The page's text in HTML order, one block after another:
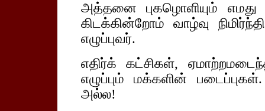
அத்தனை புகழொளியும் எமது
கிடக்கின்றோம் வாழ்வு
எழுப்புவர்.
எதிர்க் கட்சிகள்,
எழுப்பும் மக்களின்
அல்ல!